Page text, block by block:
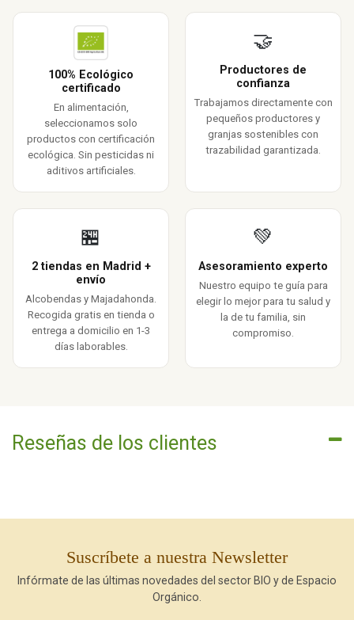
100% Ecológico
certificado
En alimentación,
seleccionamos solo
productos con certificación
ecológica. Sin pesticidas ni
aditivos artificiales.
🤝
Productores de
confianza
Trabajamos directamente con
pequeños productores y
granjas sostenibles con
trazabilidad garantizada.
🏪
2 tiendas en Madrid +
envío
Alcobendas y Majadahonda.
Recogida gratis en tienda o
entrega a domicilio en 1-3
días laborables.
💚
Asesoramiento experto
Nuestro equipo te guía para
elegir lo mejor para tu salud y
la de tu familia, sin
compromiso.
Reseñas de los clientes
Suscríbete a nuestra Newsletter
Infórmate de las últimas novedades del sector BIO y de Espacio
Orgánico.